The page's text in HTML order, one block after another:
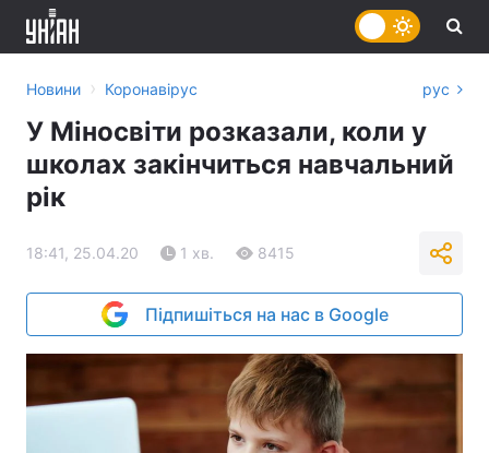
Новини › Коронавірус рус
У Міносвіти розказали, коли у
школах закінчиться навчальний
рік
18:41, 25.04.20 1 хв. 8415
Підпишіться на нас в Google